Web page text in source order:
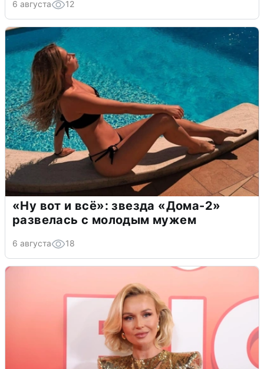
6 августа 12
«Ну вот и всё»: звезда «Дома-2»
развелась с молодым мужем
6 августа 18